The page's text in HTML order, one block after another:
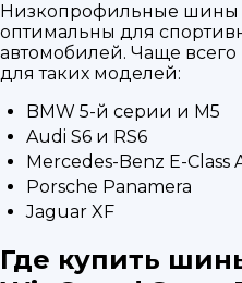
Низкопрофильные шины
оптимальны для
автомобилей. Чаще всего
для таких моделей:
BMW 5-й серии и M5
Audi S6 и RS6
Mercedes-Benz E-Class
Porsche Panamera
Jaguar XF
Где купить